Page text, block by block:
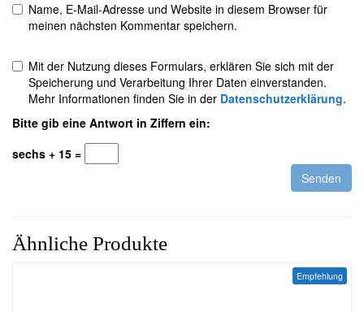
Name, E-Mail-Adresse und Website in diesem Browser für
meinen nächsten Kommentar speichern.
Mit der Nutzung dieses Formulars, erklären Sie sich mit der
Speicherung und Verarbeitung Ihrer Daten einverstanden.
Mehr Informationen finden Sie in der Datenschutzerklärung.
Bitte gib eine Antwort in Ziffern ein:
sechs + 15 =
Ähnliche Produkte
Empfehlung